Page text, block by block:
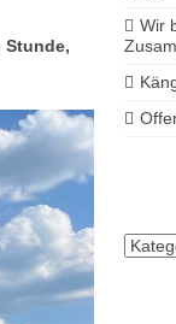
Stunde,
Wir
Alle